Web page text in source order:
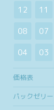
12 11
08
07
04
03
価格表
パックゼリー